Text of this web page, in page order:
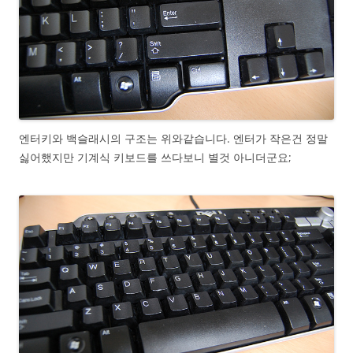
엔터키와 백슬래시의 구조는 위와같습니다. 엔터가 작은건 정말
싫어했지만 기계식 키보드를 쓰다보니 별것 아니더군요;